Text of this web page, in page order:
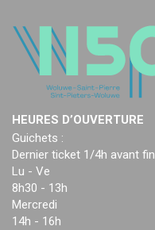
HEURES D’OUVERTURE
Guichets :
Dernier ticket 1/4h avant fin
Lu - Ve
8h30 - 13h
Mercredi
14h - 16h